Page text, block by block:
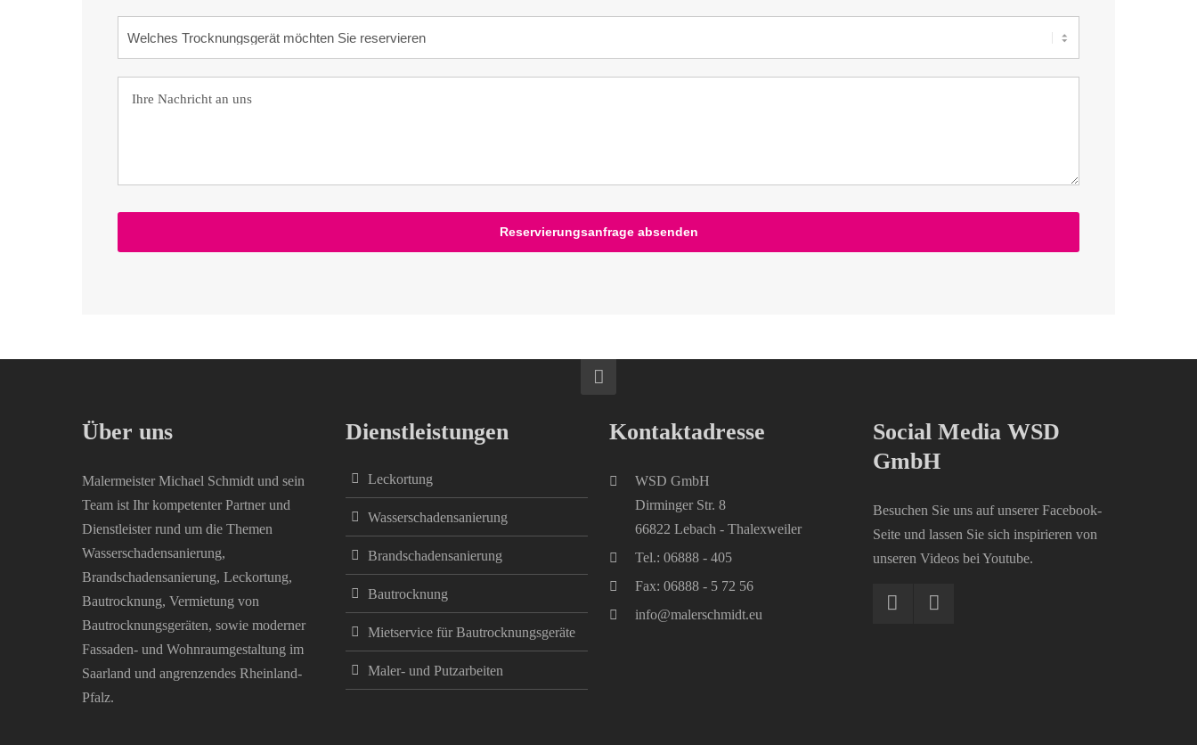
Reservierungsanfrage absenden
Über uns
Malermeister Michael Schmidt und sein
Team ist Ihr kompetenter Partner und
Dienstleister rund um die Themen
Wasserschadensanierung,
Brandschadensanierung, Leckortung,
Bautrocknung, Vermietung von
Bautrocknungsgeräten, sowie moderner
Fassaden- und Wohnraumgestaltung im
Saarland und angrenzendes Rheinland-
Pfalz.
Dienstleistungen
Leckortung
Wasserschadensanierung
Brandschadensanierung
Bautrocknung
Mietservice für Bautrocknungsgeräte
Maler- und Putzarbeiten
Kontaktadresse
WSD GmbH
Dirminger Str. 8
66822 Lebach - Thalexweiler
Tel.: 06888 - 405
Fax: 06888 - 5 72 56
info@malerschmidt.eu
Social Media WSD
GmbH
Besuchen Sie uns auf unserer Facebook-
Seite und lassen Sie sich inspirieren von
unseren Videos bei Youtube.